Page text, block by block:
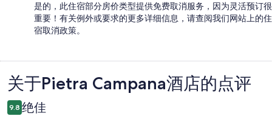
是的，此住宿部分房价类型提供免费取消服务，因为灵活预订很
重要！有关例外或要求的更多详细信息，请查阅我们网站上的住
宿取消政策。
点
评
关于Pietra Campana酒店的点评
9.8 绝佳